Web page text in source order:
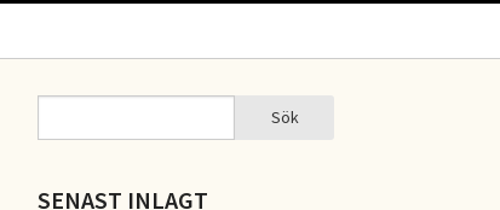
SÖKFORMULÄR Sök
SENAST INLAGT